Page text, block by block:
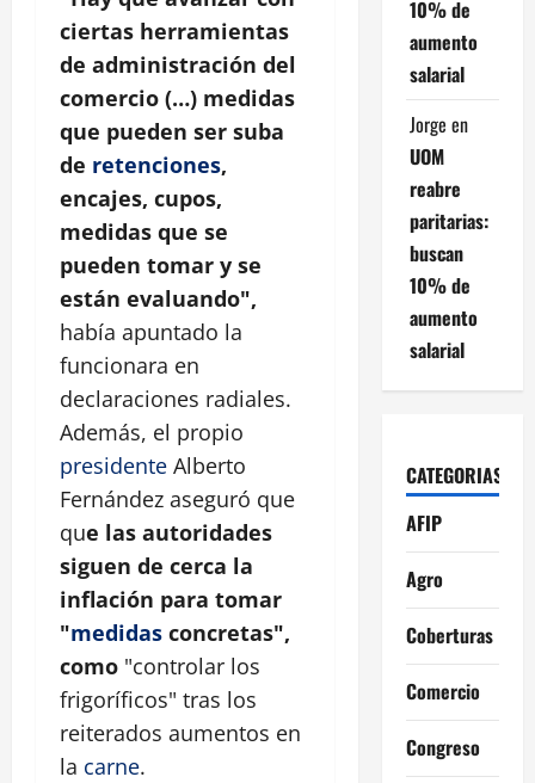
ciertas herramientas
de administración del
comercio (…) medidas
que pueden ser suba
de retenciones,
encajes, cupos,
medidas que se
pueden tomar y se
están evaluando",
había apuntado la
funcionara en
declaraciones radiales.
Además, el propio
presidente Alberto
Fernández aseguró que
que las autoridades
siguen de cerca la
inflación para tomar
"medidas concretas",
como "controlar los
frigoríficos" tras los
reiterados aumentos en
la carne.
10% de
aumento
salarial
Jorge en
UOM
reabre
paritarias:
buscan
10% de
aumento
salarial
CATEGORIAS
AFIP
Agro
Coberturas
Comercio
Congreso